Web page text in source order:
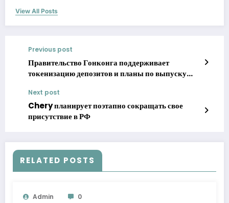
View All Posts
Previous post
Правительство Гонконга поддерживает
токенизацию депозитов и планы по выпуску
Next post
Chery планирует поэтапно сокращать свое
присутствие в РФ
RELATED POSTS
Admin 0